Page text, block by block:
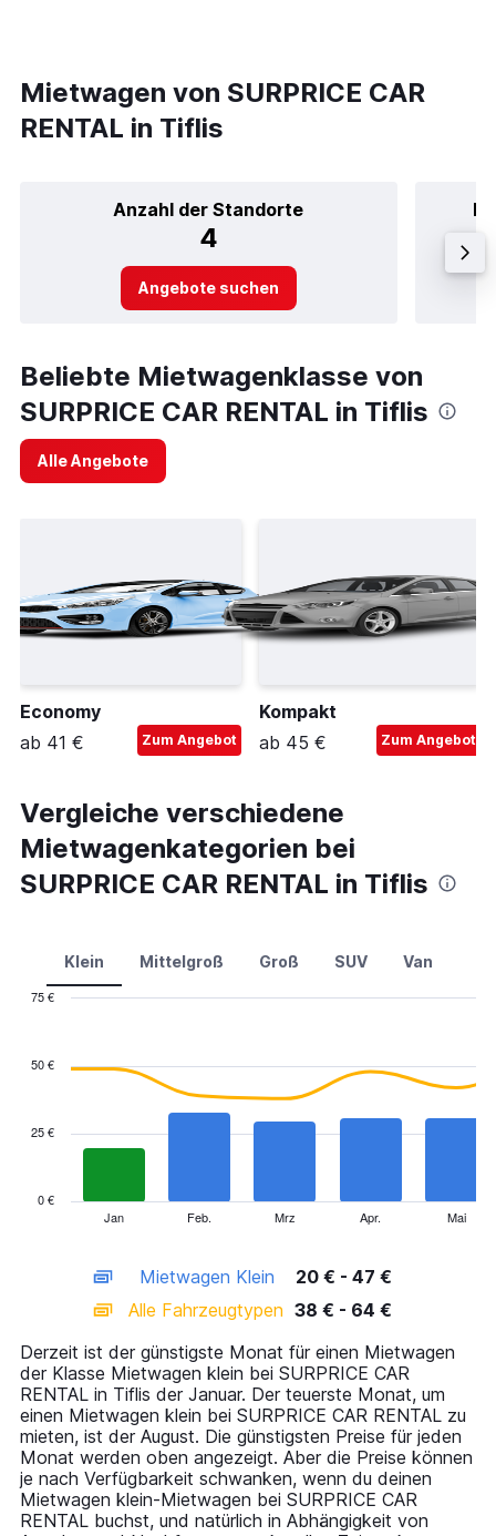
Mietwagen von SURPRICE CAR
RENTAL in Tiflis
Anzahl der Standorte
4
Angebote suchen
Beliebte Mietwagenklasse von
SURPRICE CAR RENTAL in Tiflis
Alle Angebote
Economy
ab 41 €
Zum Angebot
Kompakt
ab 45 €
Zum Angebot
Vergleiche verschiedene
Mietwagenkategorien bei
SURPRICE CAR RENTAL in Tiflis
Klein Mittelgroß Groß SUV Van
has
displaying
categories.
14
categories.
The
chart
has
1
Y
axis
displaying
Jan Feb. Mrz Apr. Mai
0 €
25 €
50 €
75 €
Mietwagen Klein
20 € - 47 €
Alle Fahrzeugtypen 38 € - 64 €
Derzeit ist der günstigste Monat für einen Mietwagen
der Klasse Mietwagen klein bei SURPRICE CAR
RENTAL in Tiflis der Januar. Der teuerste Monat, um
einen Mietwagen klein bei SURPRICE CAR RENTAL zu
mieten, ist der August. Die günstigsten Preise für jeden
Monat werden oben angezeigt. Aber die Preise können
je nach Verfügbarkeit schwanken, wenn du deinen
Mietwagen klein-Mietwagen bei SURPRICE CAR
RENTAL buchst, und natürlich in Abhängigkeit von